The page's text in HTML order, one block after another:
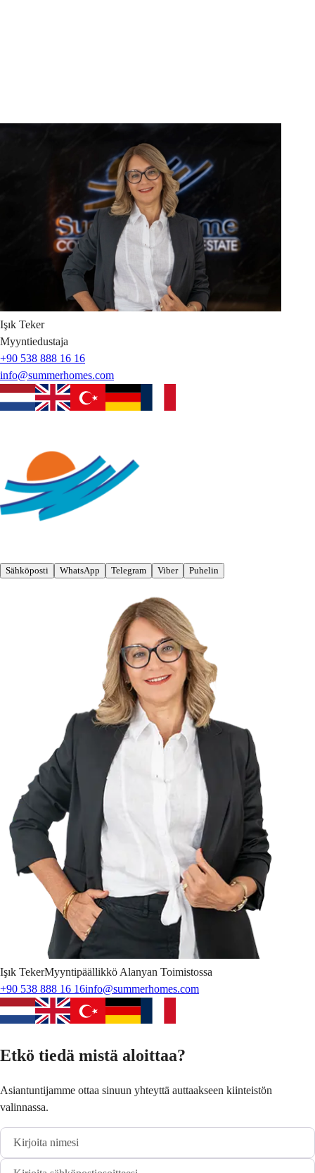
Işık Teker
Myyntiedustaja
+90 538 888 16 16
info@summerhomes.com
Sähköposti WhatsApp Telegram Viber Puhelin
Işık TekerMyyntipäällikkö Alanyan Toimistossa
+90 538 888 16 16info@summerhomes.com
Etkö tiedä mistä aloittaa?
Asiantuntijamme ottaa sinuun yhteyttä auttaakseen kiinteistön
valinnassa.